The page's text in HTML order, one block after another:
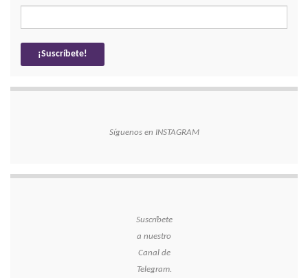
Síguenos en INSTAGRAM
Suscríbete
a nuestro
Canal de
Telegram.